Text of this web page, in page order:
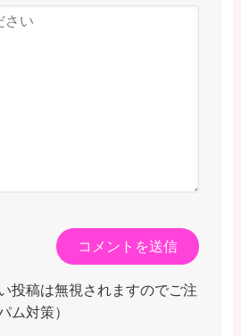
投稿は無視されますのでご注
ム対策）